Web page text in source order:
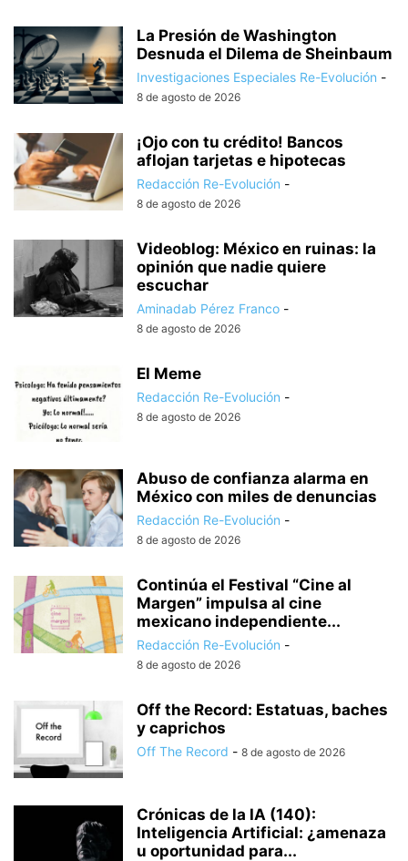
La Presión de Washington
Desnuda el Dilema de Sheinbaum
Investigaciones Especiales Re-Evolución -
8 de agosto de 2026
¡Ojo con tu crédito! Bancos
aflojan tarjetas e hipotecas
Redacción Re-Evolución -
8 de agosto de 2026
Videoblog: México en ruinas: la
opinión que nadie quiere
escuchar
Aminadab Pérez Franco -
8 de agosto de 2026
El Meme
Redacción Re-Evolución -
8 de agosto de 2026
Abuso de confianza alarma en
México con miles de denuncias
Redacción Re-Evolución -
8 de agosto de 2026
Continúa el Festival “Cine al
Margen” impulsa al cine
mexicano independiente...
Redacción Re-Evolución -
8 de agosto de 2026
Off the Record: Estatuas, baches
y caprichos
Off The Record - 8 de agosto de 2026
Crónicas de la IA (140):
Inteligencia Artificial: ¿amenaza
u oportunidad para...